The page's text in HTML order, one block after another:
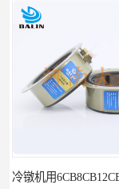
肥皂挤出机用